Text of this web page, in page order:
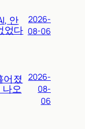
안
었다
2026-
08-06
어졌
나오
2026-
08-
06